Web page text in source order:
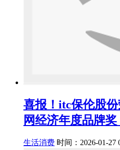
喜报！itc保伦股
网经济年度品牌奖
生活消费 时间：2026-01-27